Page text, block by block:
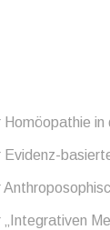
Homöopathie
Evidenz-